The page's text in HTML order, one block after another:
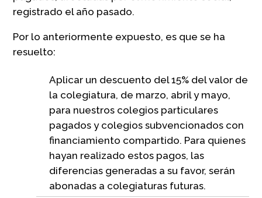
registrado el año pasado.
Por lo anteriormente expuesto, es que se ha
resuelto:
Aplicar un descuento del 15% del valor de
la colegiatura, de marzo, abril y mayo,
para nuestros colegios particulares
pagados y colegios subvencionados con
financiamiento compartido. Para quienes
hayan realizado estos pagos, las
diferencias generadas a su favor, serán
abonadas a colegiaturas futuras.